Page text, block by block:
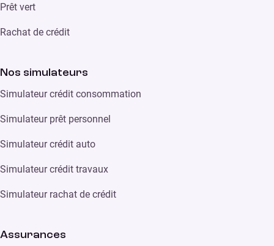
Prêt vert
Rachat de crédit
Nos simulateurs
Simulateur crédit consommation
Simulateur prêt personnel
Simulateur crédit auto
Simulateur crédit travaux
Simulateur rachat de crédit
Assurances